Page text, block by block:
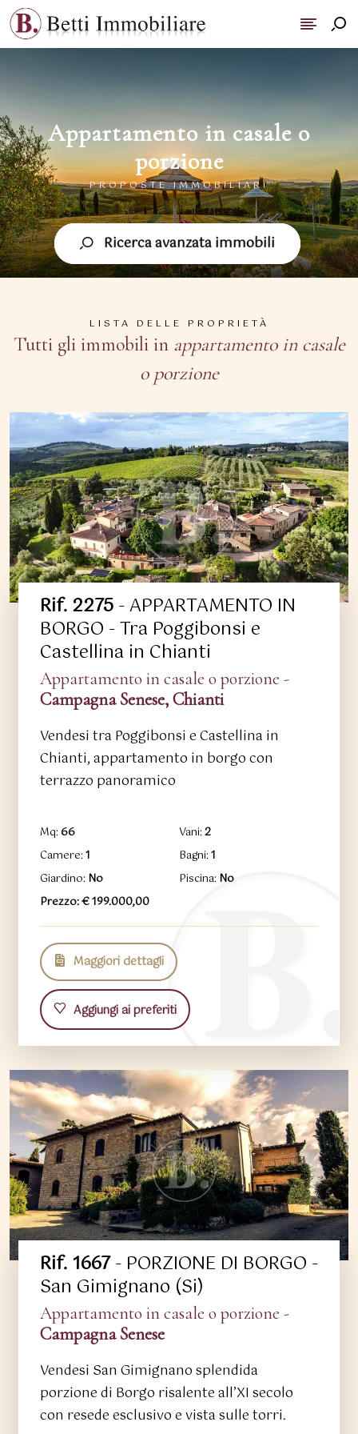
Appartamento in casale o
porzione
PROPOSTE IMMOBILIARI
Ricerca avanzata immobili
LISTA DELLE PROPRIETÀ
Tutti gli immobili in appartamento in casale
o porzione
Rif. 2275- APPARTAMENTO IN
BORGO - Tra Poggibonsi e
Castellina in Chianti
Appartamento in casale o porzione -
Campagna Senese, Chianti
Vendesi tra Poggibonsi e Castellina in
Chianti, appartamento in borgo con
terrazzo panoramico
Mq:66 Vani:2
Camere:1 Bagni:1
Giardino:No Piscina:No
Prezzo: € 199.000,00
Maggiori dettagli
Aggiungi ai preferiti
Rif. 1667- PORZIONE DI BORGO -
San Gimignano (Si)
Appartamento in casale o porzione -
Campagna Senese
Vendesi San Gimignano splendida
porzione di Borgo risalente all’XI secolo
con resede esclusivo e vista sulle torri.